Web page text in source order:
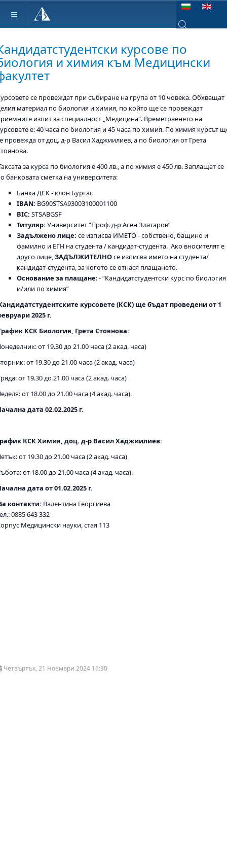
Изберете език
курсове по
и химия към Медицински
се провеждат при събиране на група от 10 човека. Обхващат
материал по биология и химия, по който ще се провеждат
изпит за специалност „Медицина“. Времетраенето на
е: 40 часа по биология и 45 часа по химия. По химия курсът
провежда от доц. д-р Васил Хаджиилиев, а по биология от Грета
за курса по биология е 400 лв., а по химия е 450 лв. Заплащат се
банковата сметка на университета:
Банка ДСК - клон Бургас
IBAN: BG90STSA93003100001100
BIC: STSABGSF
Титуляр: Университет “Проф. д-р Асен Златаров”
Задължено лице: се изписва ИМЕТО - собствено, бащино и
фамилно и ЕГН на студента / кандидат-студента. Ако вносителят е
друго лице,ЗАДЪЛЖИТЕЛНОсе изписва името на студента/
кандидат-студента, за когото се отнася плащането.
Основание за плащане: - “Кандидатстудентски курс по биология
и/или по химия”
курсовете (КСК) ще бъдат проведени от 1
2025 г.
КСК Биология, Грета Стоянова:
от 19.30 до 21.00 часа (2 акад. часа)
от 19.30 до 21.00 часа (2 акад. часа)
от 19.30 до 21.00 часа (2 акад. часа)
от 18.00 до 21.00 часа (4 акад. часа).
дата 02.02.2025 г.
КСК Химия, доц. д-р Васил Хаджиилиев:
от 19.30 до 21.00 часа (2 акад. часа)
от 18.00 до 21.00 часа (4 акад. часа).
дата от 01.02.2025 г.
контакти: Валентина Георгиева
0885 643 332
Медицински науки, стая 113
Четвъртък, 21 Ноември 2024 16:30